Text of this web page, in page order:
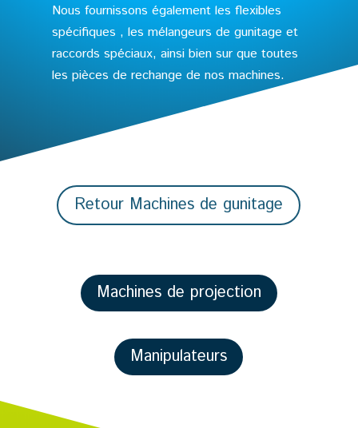
Nous fournissons également les flexibles
spécifiques , les mélangeurs de gunitage et
raccords spéciaux, ainsi bien sur que toutes
les pièces de rechange de nos machines.
Retour Machines de gunitage
Machines de projection
Manipulateurs